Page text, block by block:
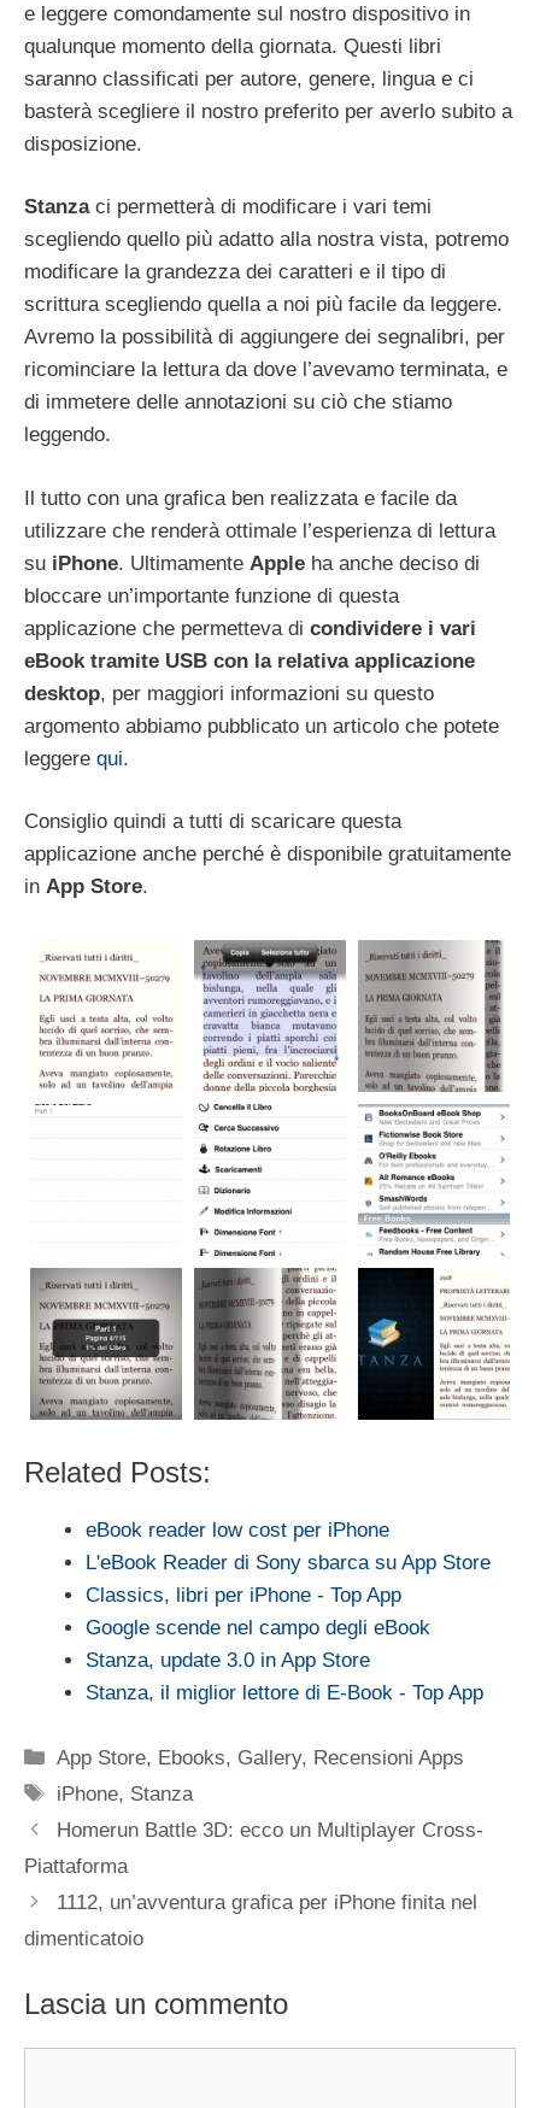
e leggere comondamente sul nostro dispositivo in
qualunque momento della giornata. Questi libri
saranno classificati per autore, genere, lingua e ci
basterà scegliere il nostro preferito per averlo subito a
disposizione.
Stanzaci permetterà di modificare i vari temi
scegliendo quello più adatto alla nostra vista, potremo
modificare la grandezza dei caratteri e il tipo di
scrittura scegliendo quella a noi più facile da leggere.
Avremo la possibilità di aggiungere dei segnalibri, per
ricominciare la lettura da dove l’avevamo terminata, e
di immetere delle annotazioni su ciò che stiamo
leggendo.
Il tutto con una grafica ben realizzata e facile da
utilizzare che renderà ottimale l’esperienza di lettura
su iPhone. Ultimamente Apple ha anche deciso di
bloccare un’importante funzione di questa
applicazione che permetteva di condividere i vari
eBook tramite USB con la relativa applicazione
desktop, per maggiori informazioni su questo
argomento abbiamo pubblicato un articolo che potete
leggere qui.
Consiglio quindi a tutti di scaricare questa
applicazione anche perché è disponibile gratuitamente
in App Store.
Related Posts:
eBook reader low cost per iPhone
L'eBook Reader di Sony sbarca su App Store
Classics, libri per iPhone - Top App
Google scende nel campo degli eBook
Stanza, update 3.0 in App Store
Stanza, il miglior lettore di E-Book - Top App
Categorie
App Store, Ebooks, Gallery, Recensioni Apps
Tag
iPhone, Stanza
Homerun Battle 3D: ecco un Multiplayer Cross-
Piattaforma
1112, un’avventura grafica per iPhone finita nel
dimenticatoio
Lascia un commento